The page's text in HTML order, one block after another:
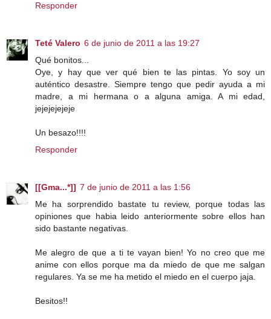
Responder
Teté Valero 6 de junio de 2011 a las 19:27
Qué bonitos...
Oye, y hay que ver qué bien te las pintas. Yo soy un
auténtico desastre. Siempre tengo que pedir ayuda a mi
madre, a mi hermana o a alguna amiga. A mi edad,
jejejejejeje
Un besazo!!!!
Responder
[[Gma...*]] 7 de junio de 2011 a las 1:56
Me ha sorprendido bastate tu review, porque todas las
opiniones que habia leido anteriormente sobre ellos han
sido bastante negativas.
Me alegro de que a ti te vayan bien! Yo no creo que me
anime con ellos porque ma da miedo de que me salgan
regulares. Ya se me ha metido el miedo en el cuerpo jaja.
Besitos!!